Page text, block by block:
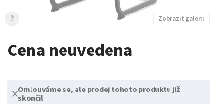
Cena neuvedena
Omlouváme se, ale prodej tohoto produktu již
skončil
Zobrazit galerii
?